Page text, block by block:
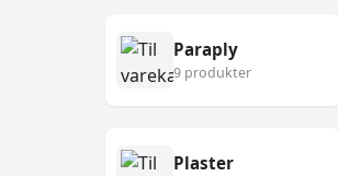
Paraply
9 produkter
Plaster